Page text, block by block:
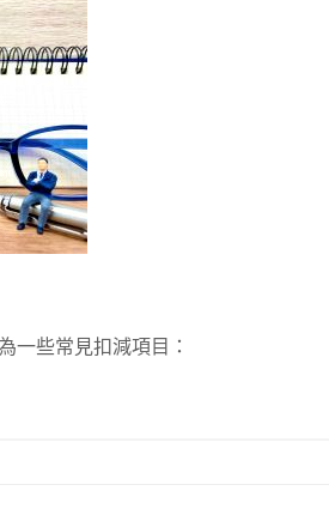
一些常見扣減項目：